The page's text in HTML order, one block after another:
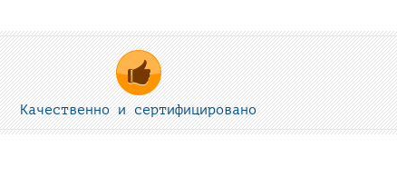
Качественно и сертифицировано